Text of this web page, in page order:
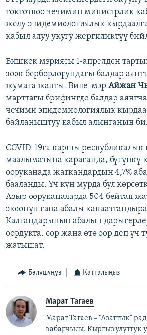
токтотпоо чечимин министрлик
жолу эпидемиологиялык
кабыл алуу укугу жергиликтүү
Бишкек мэриясы 1-апрелден
зоок борборлорундагы балдар
жумага жапты. Вице-мэр Айжан
марттагы брифингде балдар
чечими эпидемиологиялык
байланыштуу кабыл алынганын
COVID-19га каршы
маалыматына караганда, бүгүнкү
ооруканада жаткандардын 4,7%
бааланды. Үч күн мурда бул
Азыр ооруканаларда 504 бейтап
экөөнүн гана абалы
Калгандарынын абалын
оордукта, оор жана өтө оор деп үч
жатышат.
Бөлүшүңүз Катталыңыз
Марат Тагаев
Марат Тагаев – “Азаттык”
кабарчысы. Кыргыз улуттук